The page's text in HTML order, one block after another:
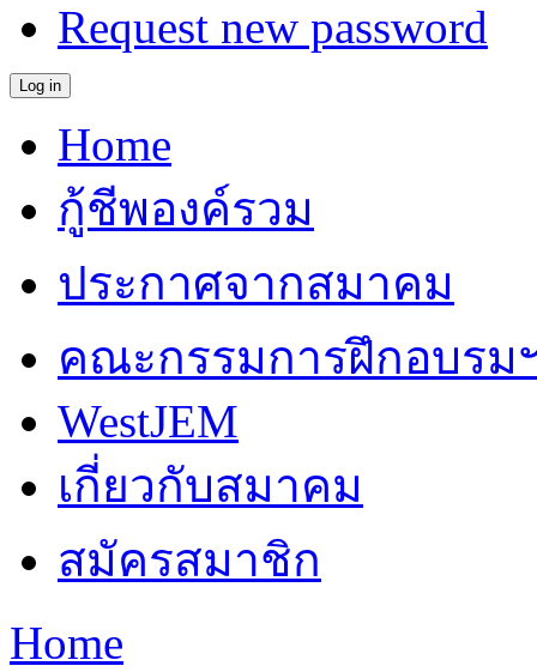
Request new password
Main menu
Home
กู้ชีพองค์รวม
ประกาศจากสมาคม
คณะกรรมการฝึกอบรม
WestJEM
เกี่ยวกับสมาคม
สมัครสมาชิก
You are here
Home